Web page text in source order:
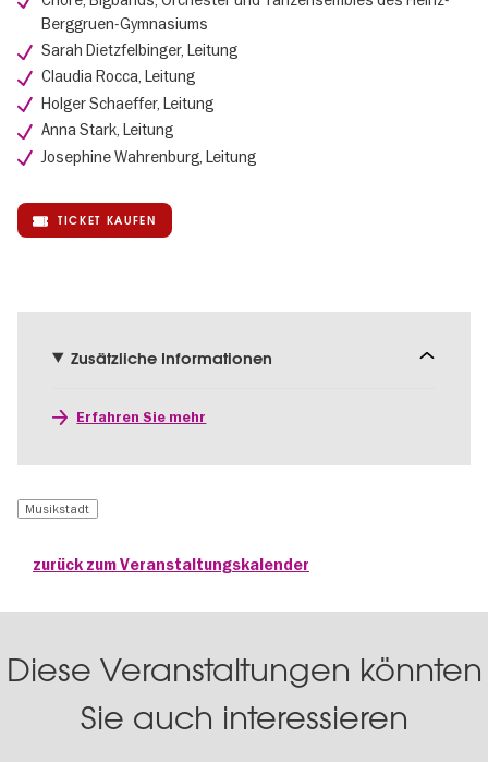
Berggruen-Gymnasiums
Sarah Dietzfelbinger, Leitung
Claudia Rocca, Leitung
Holger Schaeffer, Leitung
Anna Stark, Leitung
Josephine Wahrenburg, Leitung
TICKET KAUFEN
Zusätzliche Informationen
Erfahren Sie mehr
Musikstadt
zurück zum Veranstaltungskalender
Diese Veranstaltungen könnten
Sie auch interessieren